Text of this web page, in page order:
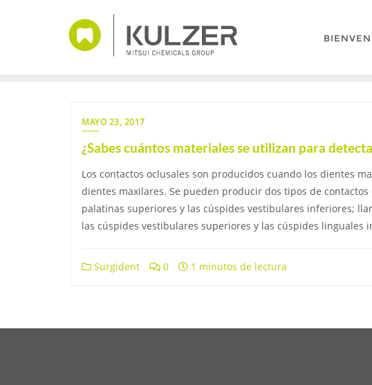
MAYO 23, 2017
¿Sabes cuántos materiales se utilizan para
Los contactos oclusales son producidos cuando los dientes
dientes maxilares. Se pueden producir dos tipos de
palatinas superiores y las cúspides vestibulares inferiores;
las cúspides vestibulares superiores y las cúspides linguales
Surgident 0 1 minutos de lectura